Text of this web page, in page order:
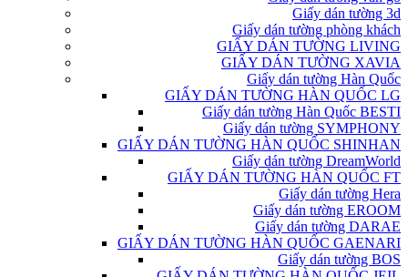
Giấy dán tường 3d
Giấy dán tường phòng khách
GIẤY DÁN TƯỜNG LIVING
GIẤY DÁN TƯỜNG XAVIA
Giấy dán tường Hàn Quốc
GIẤY DÁN TƯỜNG HÀN QUỐC LG
Giấy dán tường Hàn Quốc BESTI
Giấy dán tường SYMPHONY
GIẤY DÁN TƯỜNG HÀN QUỐC SHINHAN
Giấy dán tường DreamWorld
GIẤY DÁN TƯỜNG HÀN QUỐC FT
Giấy dán tường Hera
Giấy dán tường EROOM
Giấy dán tường DARAE
GIẤY DÁN TƯỜNG HÀN QUỐC GAENARI
Giấy dán tường BOS